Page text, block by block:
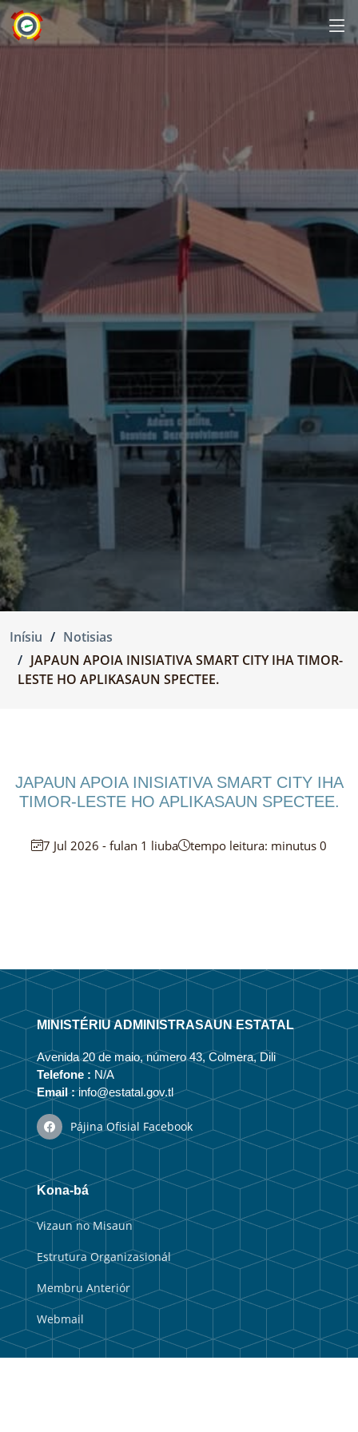
Inísiu
Notisias
JAPAUN APOIA INISIATIVA SMART CITY IHA TIMOR-
LESTE HO APLIKASAUN SPECTEE.
JAPAUN APOIA INISIATIVA SMART CITY IHA
TIMOR-LESTE HO APLIKASAUN SPECTEE.
7 Jul 2026 - fulan 1 liuba tempo leitura: minutus 0
MINISTÉRIU ADMINISTRASAUN ESTATAL
Avenida 20 de maio, número 43, Colmera, Dili
Telefone : N/A
Email :info@estatal.gov.tl
Pájina Ofisial Facebook
Kona-bá
Vizaun no Misaun
Estrutura Organizasionál
Membru Anteriór
Webmail